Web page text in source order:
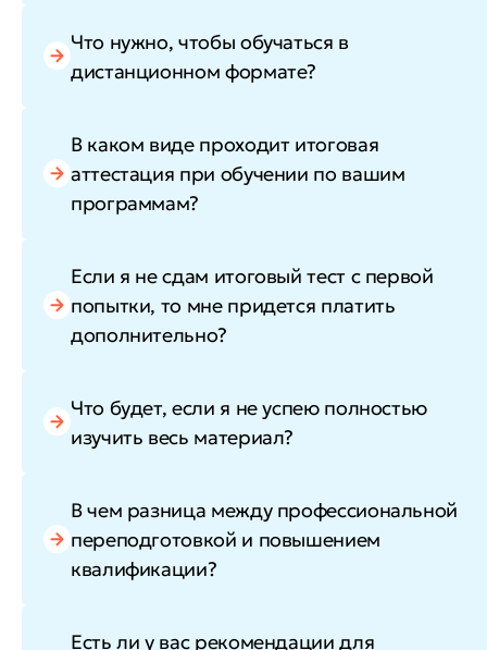
Что нужно, чтобы обучаться в
дистанционном формате?
В каком виде проходит итоговая
аттестация при обучении по вашим
программам?
Если я не сдам итоговый тест с первой
попытки, то мне придется платить
дополнительно?
Что будет, если я не успею полностью
изучить весь материал?
В чем разница между профессиональной
переподготовкой и повышением
квалификации?
Есть ли у вас рекомендации для